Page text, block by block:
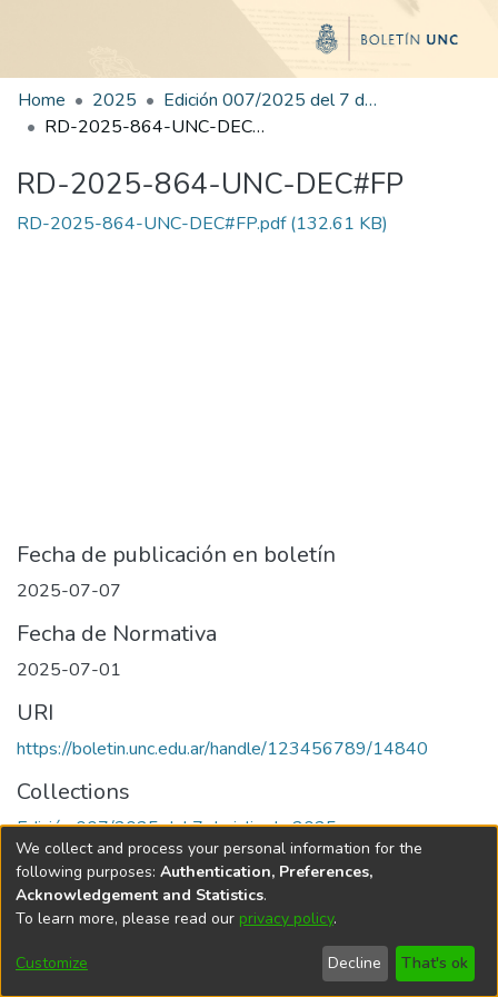
Home 2025
Edición 007/2025 del 7 de julio de 2025
RD-2025-864-UNC-DEC#FP
RD-2025-864-UNC-DEC#FP
RD-2025-864-UNC-DEC#FP.pdf(132.61 KB)
Fecha de publicación en boletín
2025-07-07
Fecha de Normativa
2025-07-01
URI
https://boletin.unc.edu.ar/handle/123456789/14840
Collections
Edición 007/2025 del 7 de julio de 2025
Universidad Nacional de Córdoba
We collect and process your personal information for the
following purposes: Authentication, Preferences,
Acknowledgement and Statistics.
To learn more, please read our privacy policy.
Customize Decline That's ok